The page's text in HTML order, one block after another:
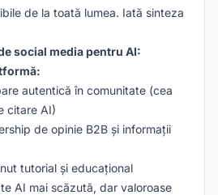
de la toată lumea. Iată sinteza
social media pentru AI:
autentică în comunitate (cea
citare AI)
de opinie B2B și informații
tutorial și educațional
AI mai scăzută, dar valoroase